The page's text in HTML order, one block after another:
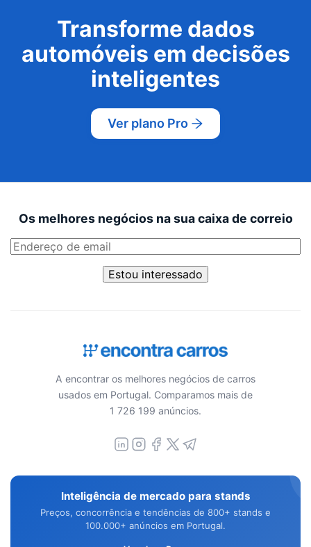
Transforme dados
automóveis em decisões
inteligentes
Ver plano Pro
Os melhores negócios na sua caixa de correio
Estou interessado
A encontrar os melhores negócios de carros
usados em Portugal. Comparamos mais de
1 726 199 anúncios.
Inteligência de mercado para stands
Preços, concorrência e tendências de 800+ stands e
100.000+ anúncios em Portugal.